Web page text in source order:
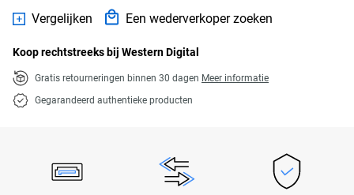
Vergelijken Een wederverkoper zoeken
Koop rechtstreeks bij Western Digital
Gratis retourneringen binnen 30 dagen Meer informatie
Gegarandeerd authentieke producten